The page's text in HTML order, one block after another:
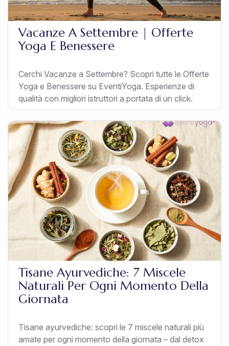
Vacanze A Settembre | Offerte
Yoga E Benessere
Cerchi Vacanze a Settembre? Scopri tutte le Offerte
Yoga e Benessere su EventiYoga. Esperienze di
qualità con migliori istruttori a portata di un click.
Tisane Ayurvediche: 7 Miscele
Naturali Per Ogni Momento Della
Giornata
Tisane ayurvediche: scopri le 7 miscele naturali più
amate per ogni momento della giornata – dal detox